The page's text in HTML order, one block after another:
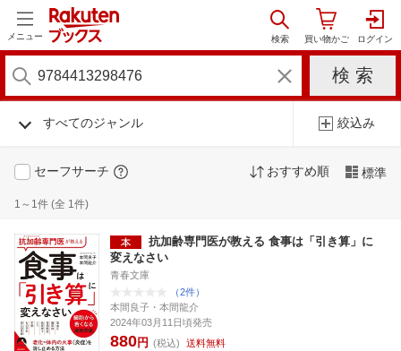
メニュー
すべてのジャンル 絞込み
セーフサーチ おすすめ順 標準
1～1件 (全 1件)
抗加齢専門医が教える 食事は「引き算」に
変えなさい
青春文庫
（2件）
本間良子・本間龍介
2024年03月11日頃発売
880円 (税込) 送料無料